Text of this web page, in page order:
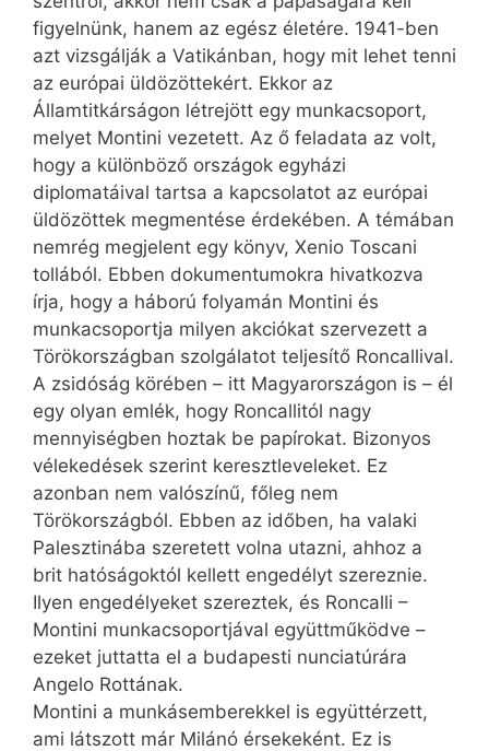
figyelnünk, hanem az egész életére. 1941-ben
azt vizsgálják a Vatikánban, hogy mit lehet tenni
az európai üldözöttekért. Ekkor az
Államtitkárságon létrejött egy munkacsoport,
melyet Montini vezetett. Az ő feladata az volt,
hogy a különböző országok egyházi
diplomatáival tartsa a kapcsolatot az európai
üldözöttek megmentése érdekében. A témában
nemrég megjelent egy könyv, Xenio Toscani
tollából. Ebben dokumentumokra hivatkozva
írja, hogy a háború folyamán Montini és
munkacsoportja milyen akciókat szervezett a
Törökországban szolgálatot teljesítő Roncallival.
A zsidóság körében – itt Magyarországon is – él
egy olyan emlék, hogy Roncallitól nagy
mennyiségben hoztak be papírokat. Bizonyos
vélekedések szerint keresztleveleket. Ez
azonban nem valószínű, főleg nem
Törökországból. Ebben az időben, ha valaki
Palesztinába szeretett volna utazni, ahhoz a
brit hatóságoktól kellett engedélyt szereznie.
Ilyen engedélyeket szereztek, és Roncalli –
Montini munkacsoportjával együttműködve –
ezeket juttatta el a budapesti nunciatúrára
Angelo Rottának.
Montini a munkásemberekkel is együttérzett,
ami látszott már Milánó érsekeként. Ez is